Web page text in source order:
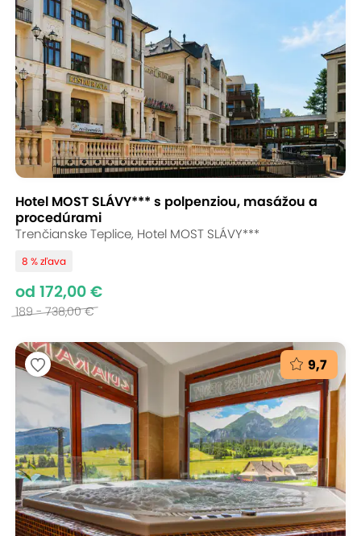
Hotel MOST SLÁVY*** s polpenziou, masážou a
procedúrami
Trenčianske Teplice, Hotel MOST SLÁVY***
8 % zľava
od 172,00 €
189 - 738,00 €
9,7